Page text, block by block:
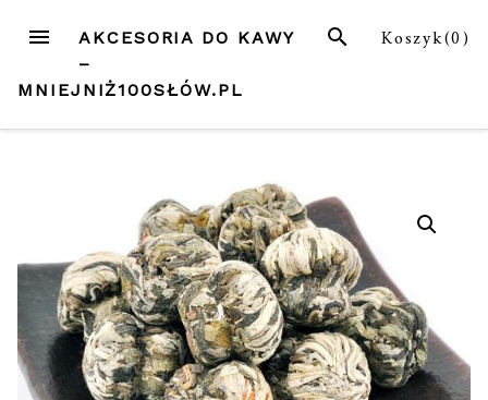
treści
MENU Koszyk(0)
SZUKAJ
AKCESORIA DO KAWY
–
MNIEJNIŻ100SŁÓW.PL